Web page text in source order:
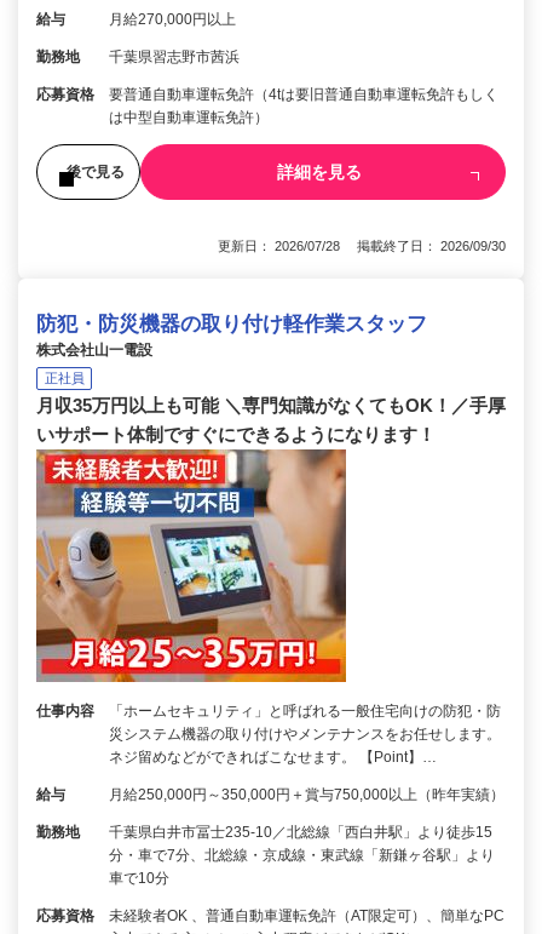
給与 月給270,000円以上
勤務地 千葉県習志野市茜浜
応募資格
要普通自動車運転免許（4tは要旧普通自動車運転免許もしく
は中型自動車運転免許）
後で見る 詳細を見る
更新日： 2026/07/28 掲載終了日： 2026/09/30
防犯・防災機器の取り付け軽作業スタッフ
株式会社山一電設
正社員
月収35万円以上も可能 ＼専門知識がなくてもOK！／手厚
いサポート体制ですぐにできるようになります！
仕事内容
「ホームセキュリティ」と呼ばれる一般住宅向けの防犯・防
災システム機器の取り付けやメンテナンスをお任せします。
ネジ留めなどができればこなせます。 【Point】…
給与 月給250,000円～350,000円＋賞与750,000以上（昨年実績）
勤務地
千葉県白井市冨士235-10／北総線「西白井駅」より徒歩15
分・車で7分、北総線・京成線・東武線「新鎌ヶ谷駅」より
車で10分
応募資格
未経験者OK 、普通自動車運転免許（AT限定可）、簡単なPC